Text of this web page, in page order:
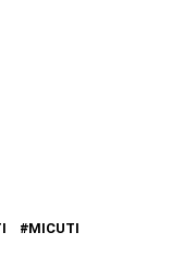
MICUTI